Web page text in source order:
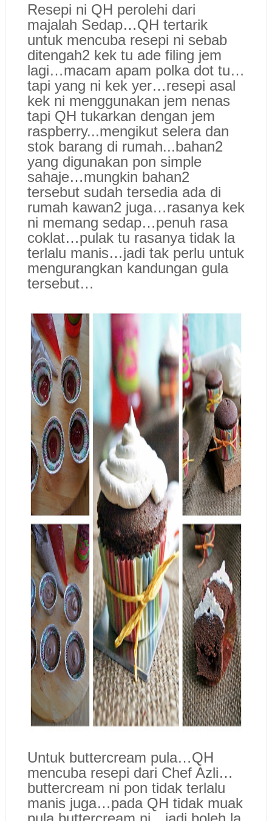
Resepi ni QH perolehi dari
majalah Sedap…QH tertarik
untuk mencuba resepi ni sebab
ditengah2 kek tu ade filing jem
lagi…macam apam polka dot tu…
tapi yang ni kek yer…resepi asal
kek ni menggunakan jem nenas
tapi QH tukarkan dengan jem
raspberry...mengikut selera dan
stok barang di rumah...bahan2
yang digunakan pon simple
sahaje…mungkin bahan2
tersebut sudah tersedia ada di
rumah kawan2 juga…rasanya kek
ni memang sedap…penuh rasa
coklat…pulak tu rasanya tidak la
terlalu manis…jadi tak perlu untuk
mengurangkan kandungan gula
tersebut…
Untuk buttercream pula…QH
mencuba resepi dari Chef Azli…
buttercream ni pon tidak terlalu
manis juga…pada QH tidak muak